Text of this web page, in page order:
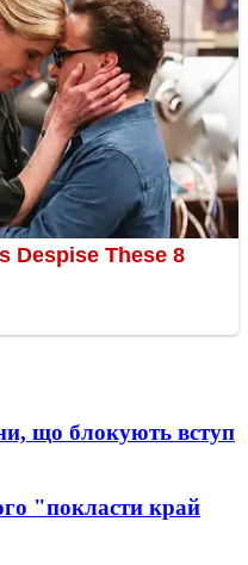
що блокують вступ
"покласти край